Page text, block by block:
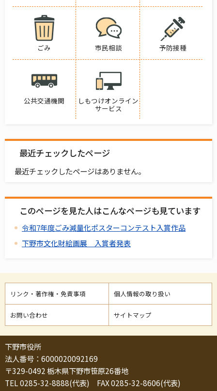
ごみ 市民相談 予防接種
公共交通機関
しもつけオンライン
サービス
最近チェックしたページ
最近チェックしたページはありません。
このページを見た人はこんなページも見ています
令和7年度ごみ減量化ポスターコンテスト入賞作品
下野市文化財絵画展 入賞者発表
リンク・著作権・免責事項 個人情報の取り扱い
お問い合わせ サイトマップ
下野市役所
法人番号：6000020092169
〒329-0492 栃木県下野市笹原26番地
TEL 0285-32-8888(代表) FAX 0285-32-8606(代表)